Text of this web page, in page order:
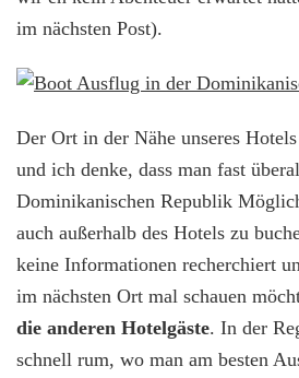
im nächsten Post).
Der Ort in der Nähe unseres
und ich denke, dass man fast
Dominikanischen Republik
auch außerhalb des Hotels zu
keine Informationen recherchiert
im nächsten Ort mal schauen
die anderen Hotelgäste. In der
schnell rum, wo man am besten